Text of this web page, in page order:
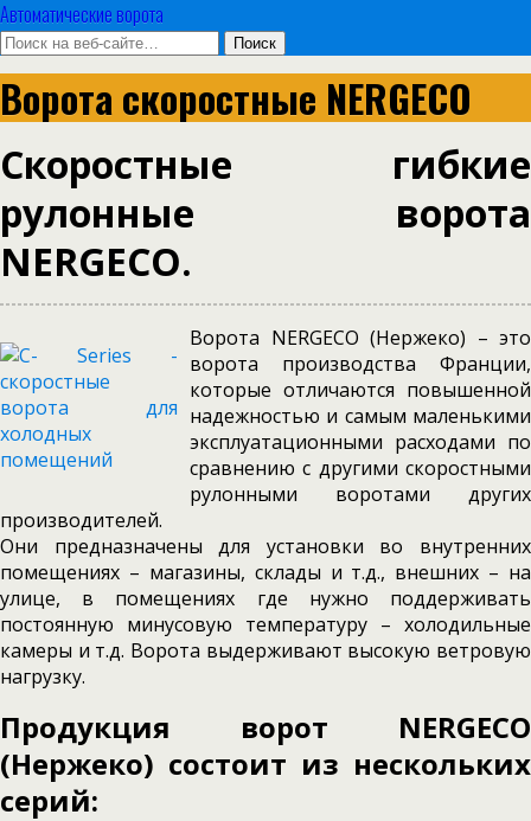
Автоматические ворота
Ворота скоростные NERGECO
Скоростные гибкие
рулонные ворота
NERGECO.
Ворота NERGECO (Нержеко) – это
ворота производства Франции,
которые отличаются повышенной
надежностью и самым маленькими
эксплуатационными расходами по
сравнению с другими скоростными
рулонными воротами других
производителей.
Они предназначены для установки во внутренних
помещениях – магазины, склады и т.д., внешних – на
улице, в помещениях где нужно поддерживать
постоянную минусовую температуру – холодильные
камеры и т.д. Ворота выдерживают высокую ветровую
нагрузку.
Продукция ворот NERGECO
(Нержеко) состоит из нескольких
серий: